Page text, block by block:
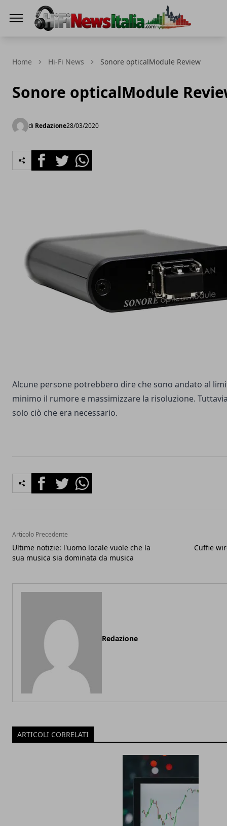
Home Hi-Fi News Sonore opticalModule Review
Sonore opticalModule
di Redazione28/03/2020
FacebookTwitterWhatsapp
Alcune persone potrebbero dire che sono andato al
minimo il rumore e massimizzare la risoluzione.
solo ciò che era necessario.
FacebookTwitterWhatsapp
Articolo Precedente
Ultime notizie: l'uomo locale vuole che la
sua musica sia dominata da musica
Cuffie
Redazione
ARTICOLI CORRELATI